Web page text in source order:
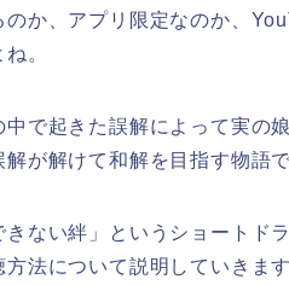
のか、アプリ限定なのか、
。
中で起きた誤解によって実の
が解けて和解を目指す物語で
きない絆」というショートド
法について説明していきます